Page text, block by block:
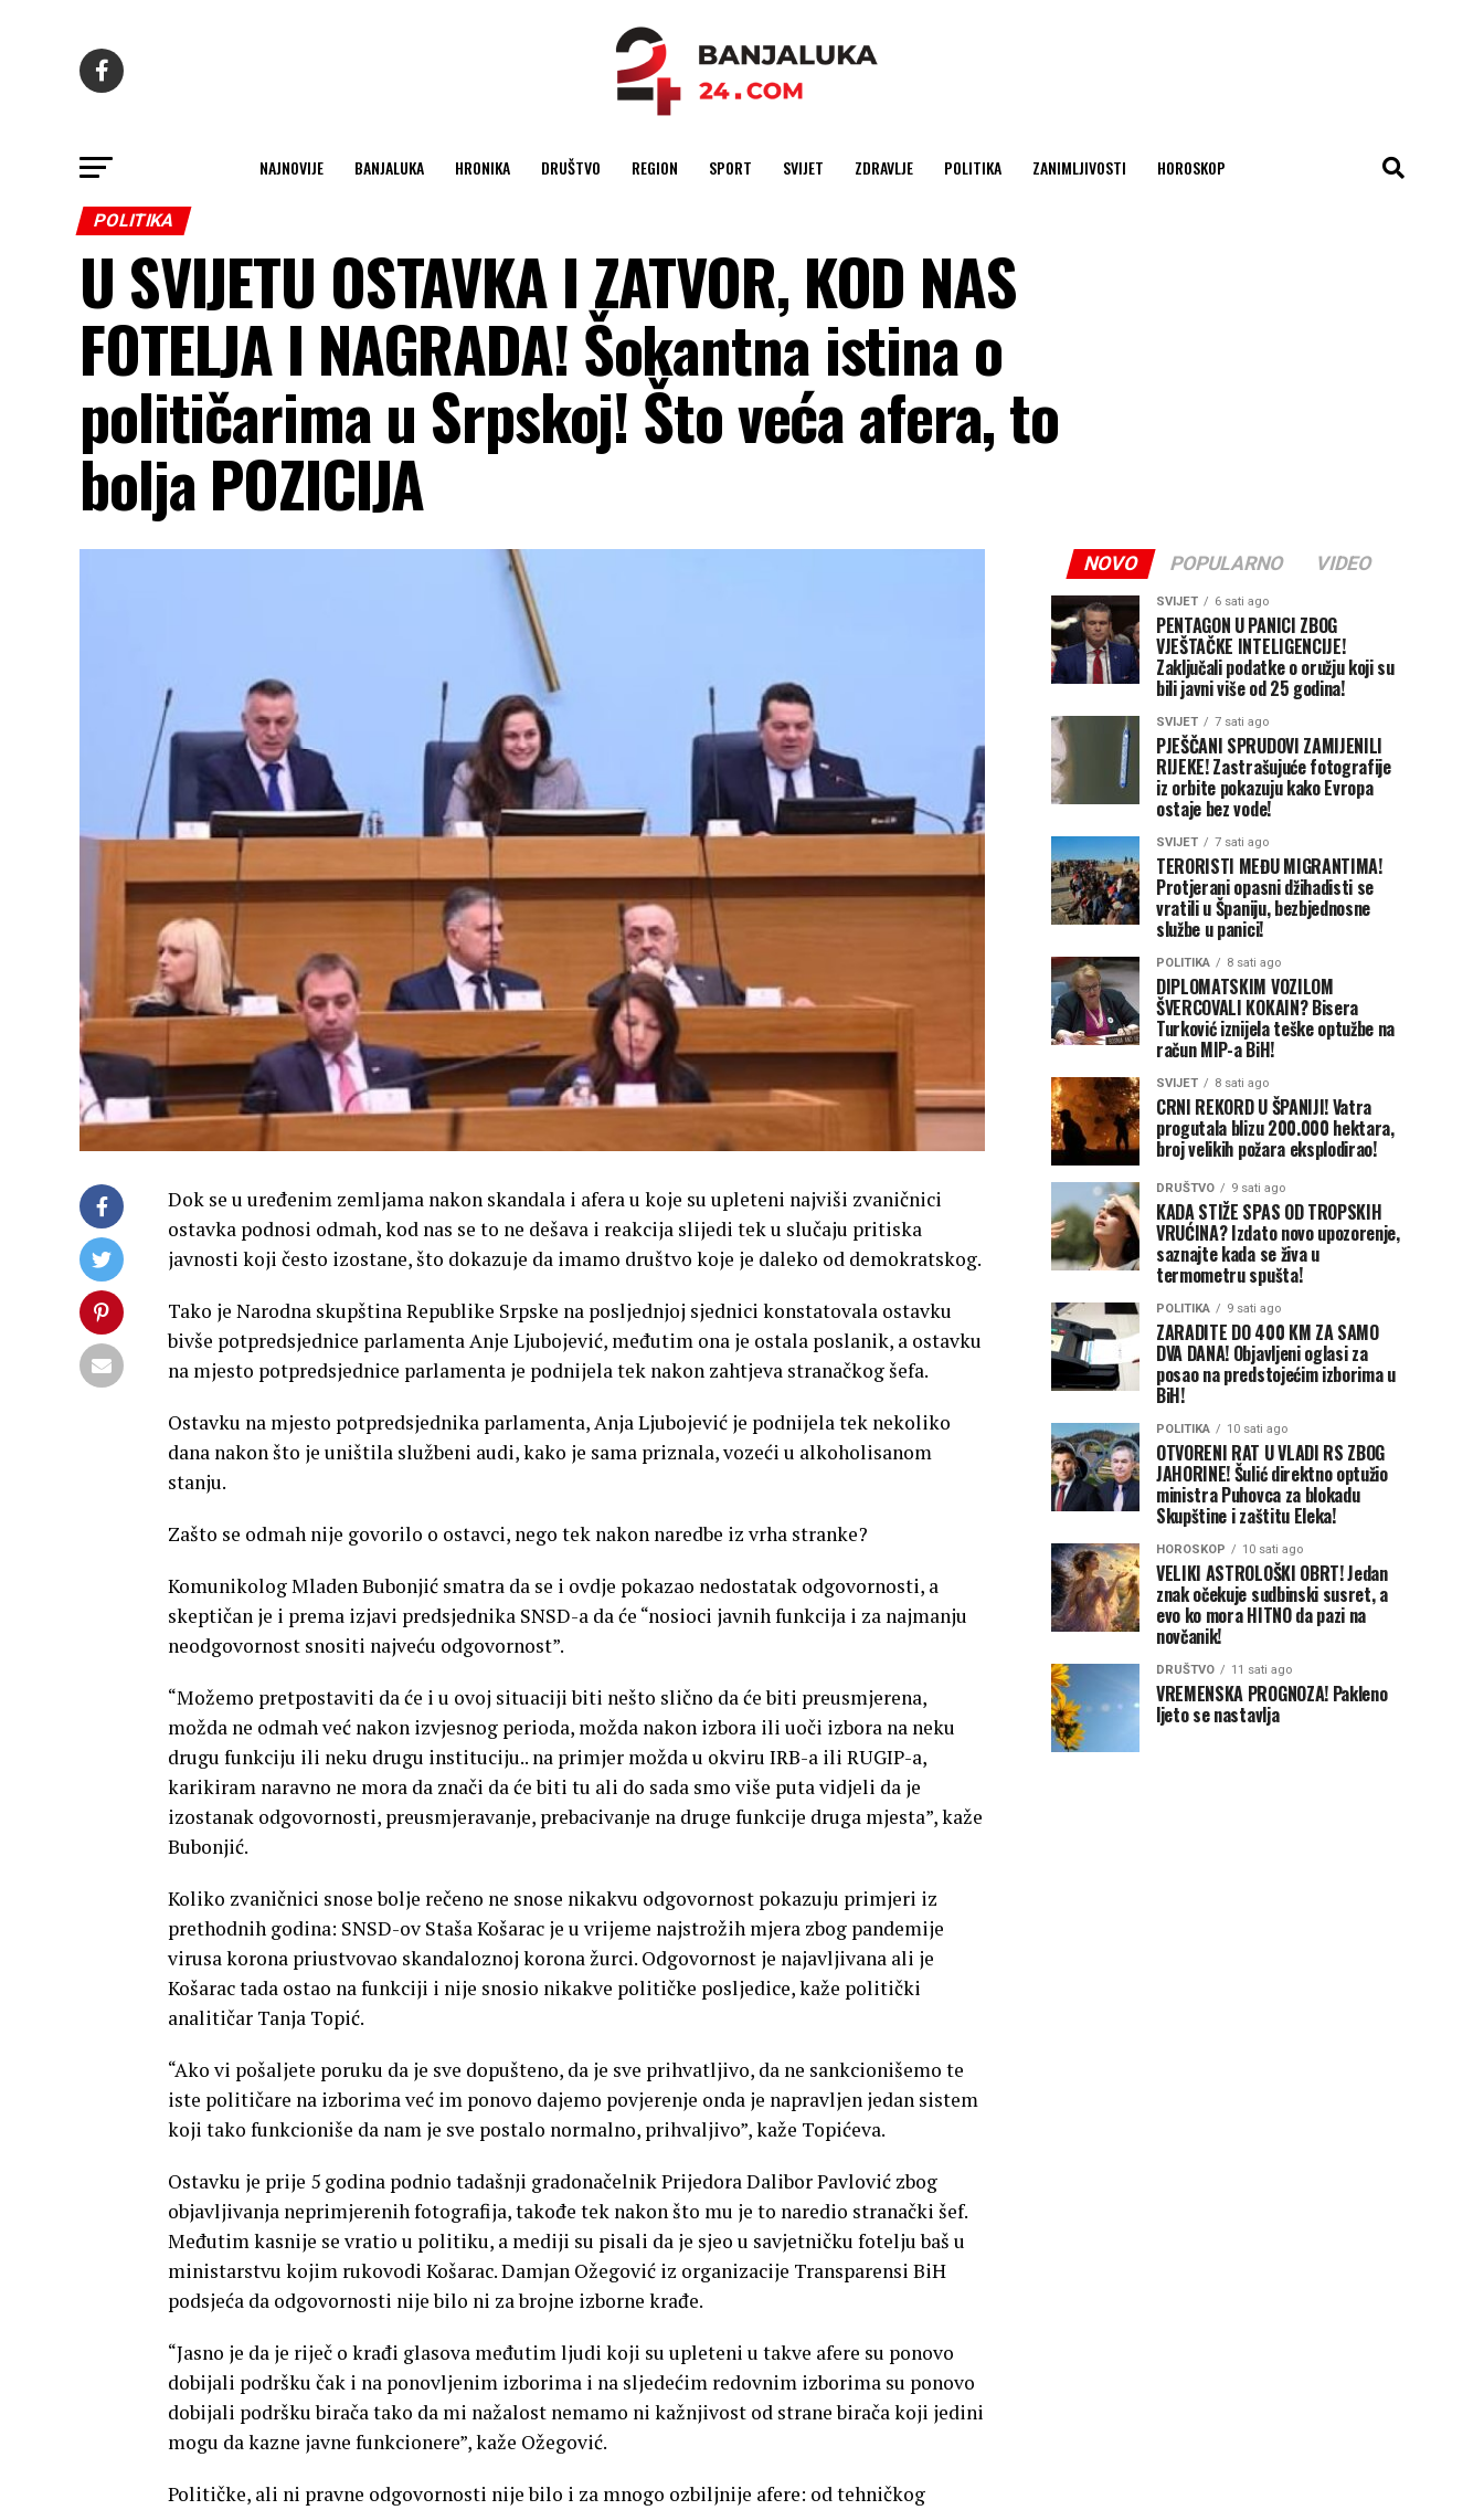
NAJNOVIJE BANJALUKA HRONIKA DRUŠTVO REGION SPORT SVIJET ZDRAVLJE POLITIKA ZANIMLJIVOSTI HOROSKOP
POLITIKA
U SVIJETU OSTAVKA I ZATVOR, KOD NAS
FOTELJA I NAGRADA! Šokantna istina o
političarima u Srpskoj! Što veća afera, to
bolja POZICIJA
Dok se u uređenim zemljama nakon skandala i afera u koje su upleteni najviši zvaničnici
ostavka podnosi odmah, kod nas se to ne dešava i reakcija slijedi tek u slučaju pritiska
javnosti koji često izostane, što dokazuje da imamo društvo koje je daleko od demokratskog.
Tako je Narodna skupština Republike Srpske na posljednjoj sjednici konstatovala ostavku
bivše potpredsjednice parlamenta Anje Ljubojević, međutim ona je ostala poslanik, a ostavku
na mjesto potpredsjednice parlamenta je podnijela tek nakon zahtjeva stranačkog šefa.
Ostavku na mjesto potpredsjednika parlamenta, Anja Ljubojević je podnijela tek nekoliko
dana nakon što je uništila službeni audi, kako je sama priznala, vozeći u alkoholisanom
stanju.
Zašto se odmah nije govorilo o ostavci, nego tek nakon naredbe iz vrha stranke?
Komunikolog Mladen Bubonjić smatra da se i ovdje pokazao nedostatak odgovornosti, a
skeptičan je i prema izjavi predsjednika SNSD-a da će “nosioci javnih funkcija i za najmanju
neodgovornost snositi najveću odgovornost”.
“Možemo pretpostaviti da će i u ovoj situaciji biti nešto slično da će biti preusmjerena,
možda ne odmah već nakon izvjesnog perioda, možda nakon izbora ili uoči izbora na neku
drugu funkciju ili neku drugu instituciju.. na primjer možda u okviru IRB-a ili RUGIP-a,
karikiram naravno ne mora da znači da će biti tu ali do sada smo više puta vidjeli da je
izostanak odgovornosti, preusmjeravanje, prebacivanje na druge funkcije druga mjesta”, kaže
Bubonjić.
Koliko zvaničnici snose bolje rečeno ne snose nikakvu odgovornost pokazuju primjeri iz
prethodnih godina: SNSD-ov Staša Košarac je u vrijeme najstrožih mjera zbog pandemije
virusa korona priustvovao skandaloznoj korona žurci. Odgovornost je najavljivana ali je
Košarac tada ostao na funkciji i nije snosio nikakve političke posljedice, kaže politički
analitičar Tanja Topić.
“Ako vi pošaljete poruku da je sve dopušteno, da je sve prihvatljivo, da ne sankcionišemo te
iste političare na izborima već im ponovo dajemo povjerenje onda je napravljen jedan sistem
koji tako funkcioniše da nam je sve postalo normalno, prihvaljivo”, kaže Topićeva.
Ostavku je prije 5 godina podnio tadašnji gradonačelnik Prijedora Dalibor Pavlović zbog
objavljivanja neprimjerenih fotografija, takođe tek nakon što mu je to naredio stranački šef.
Međutim kasnije se vratio u politiku, a mediji su pisali da je sjeo u savjetničku fotelju baš u
ministarstvu kojim rukovodi Košarac. Damjan Ožegović iz organizacije Transparensi BiH
podsjeća da odgovornosti nije bilo ni za brojne izborne krađe.
“Jasno je da je riječ o krađi glasova međutim ljudi koji su upleteni u takve afere su ponovo
dobijali podršku čak i na ponovljenim izborima i na sljedećim redovnim izborima su ponovo
dobijali podršku birača tako da mi nažalost nemamo ni kažnjivost od strane birača koji jedini
mogu da kazne javne funkcionere”, kaže Ožegović.
Političke, ali ni pravne odgovornosti nije bilo i za mnogo ozbiljnije afere: od tehničkog
NOVO POPULARNO VIDEO
SVIJET 6 sati ago
PENTAGON U PANICI ZBOG
VJEŠTAČKE INTELIGENCIJE!
Zaključali podatke o oružju koji su
bili javni više od 25 godina!
SVIJET 7 sati ago
PJEŠČANI SPRUDOVI ZAMIJENILI
RIJEKE! Zastrašujuće fotografije
iz orbite pokazuju kako Evropa
ostaje bez vode!
SVIJET 7 sati ago
TERORISTI MEĐU MIGRANTIMA!
Protjerani opasni džihadisti se
vratili u Španiju, bezbjednosne
službe u panici!
POLITIKA 8 sati ago
DIPLOMATSKIM VOZILOM
ŠVERCOVALI KOKAIN? Bisera
Turković iznijela teške optužbe na
račun MIP-a BiH!
SVIJET 8 sati ago
CRNI REKORD U ŠPANIJI! Vatra
progutala blizu 200.000 hektara,
broj velikih požara eksplodirao!
DRUŠTVO 9 sati ago
KADA STIŽE SPAS OD TROPSKIH
VRUĆINA? Izdato novo upozorenje,
saznajte kada se živa u
termometru spušta!
POLITIKA 9 sati ago
ZARADITE DO 400 KM ZA SAMO
DVA DANA! Objavljeni oglasi za
posao na predstojećim izborima u
BiH!
POLITIKA 10 sati ago
OTVORENI RAT U VLADI RS ZBOG
JAHORINE! Šulić direktno optužio
ministra Puhovca za blokadu
Skupštine i zaštitu Eleka!
HOROSKOP 10 sati ago
VELIKI ASTROLOŠKI OBRT! Jedan
znak očekuje sudbinski susret, a
evo ko mora HITNO da pazi na
novčanik!
DRUŠTVO 11 sati ago
VREMENSKA PROGNOZA! Pakleno
ljeto se nastavlja